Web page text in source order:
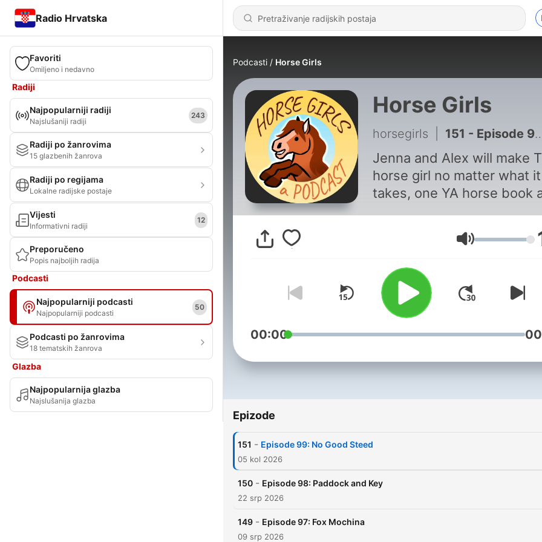
Radio Hrvatska
Favoriti
Omiljeno i nedavno
Radiji
Najpopularniji radiji
Najslušaniji radiji
243
Radiji po žanrovima
15 glazbenih žanrova
Radiji po regijama
Lokalne radijske postaje
Vijesti
Informativni radiji
12
Preporučeno
Popis najboljih radija
Podcasti
Najpopularniji podcasti
Najpopularniji podcasti
50
Podcasti po žanrovima
18 tematskih žanrova
Glazba
Najpopularnija glazba
Najslušanija glazba
Podcasti Horse Girls
Horse Girls
horsegirls 151 - Episode 99: No Good Steed
Jenna and Alex will make
horse girl no matter what it
takes, one YA horse book
Glasnoća
00:00
Epizode
151 - Episode 99: No Good Steed
05 kol 2026
150 - Episode 98: Paddock and Key
22 srp 2026
149 - Episode 97: Fox Mochina
09 srp 2026